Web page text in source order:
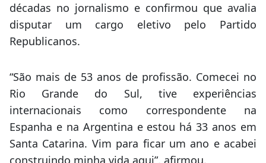
décadas no jornalismo e confirmou que avalia
disputar um cargo eletivo pelo Partido
Republicanos.
“São mais de 53 anos de profissão. Comecei no
Rio Grande do Sul, tive experiências
internacionais como correspondente na
Espanha e na Argentina e estou há 33 anos em
Santa Catarina. Vim para ficar um ano e acabei